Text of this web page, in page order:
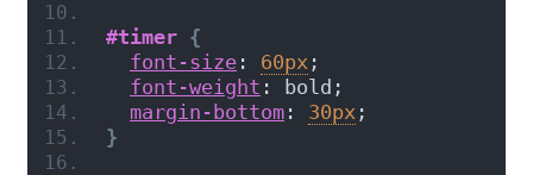
#timer {
font-size : 60px ;
font-weight : bold;
margin-bottom : 30px ;
}